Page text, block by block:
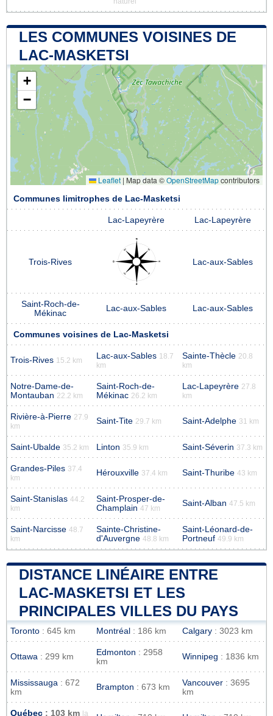
LES COMMUNES VOISINES DE
LAC-MASKETSI
+
−
Leaflet | Map data ©OpenStreetMapcontributors
Communes limitrophes de Lac-Masketsi
Lac-Lapeyrère Lac-Lapeyrère
Trois-Rives Lac-aux-Sables
Saint-Roch-de-
Mékinac
Lac-aux-Sables Lac-aux-Sables
Communes voisines de Lac-Masketsi
Trois-Rives 15.2 km Lac-aux-Sables 18.7
km
Sainte-Thècle 20.8
km
Notre-Dame-de-
Montauban 22.2 km
Saint-Roch-de-
Mékinac 26.2 km
Lac-Lapeyrère 27.8
km
Rivière-à-Pierre 27.9
km
Saint-Tite 29.7 km Saint-Adelphe 31 km
Saint-Ubalde 35.2 km Linton 35.9 km Saint-Séverin 37.3 km
Grandes-Piles 37.4
km
Hérouxville 37.4 km Saint-Thuribe 43 km
Saint-Stanislas 44.2
km
Saint-Prosper-de-
Champlain 47 km
Saint-Alban 47.5 km
Saint-Narcisse 48.7
km
Sainte-Christine-
d'Auvergne 48.8 km
Saint-Léonard-de-
Portneuf 49.9 km
DISTANCE LINÉAIRE ENTRE
LAC-MASKETSI ET LES
PRINCIPALES VILLES DU PAYS
Toronto : 645 km Montréal : 186 km Calgary : 3023 km
Ottawa : 299 km Edmonton : 2958
km
Winnipeg : 1836 km
Mississauga : 672
km
Brampton : 673 km Vancouver : 3695
km
Québec : 103 km
la